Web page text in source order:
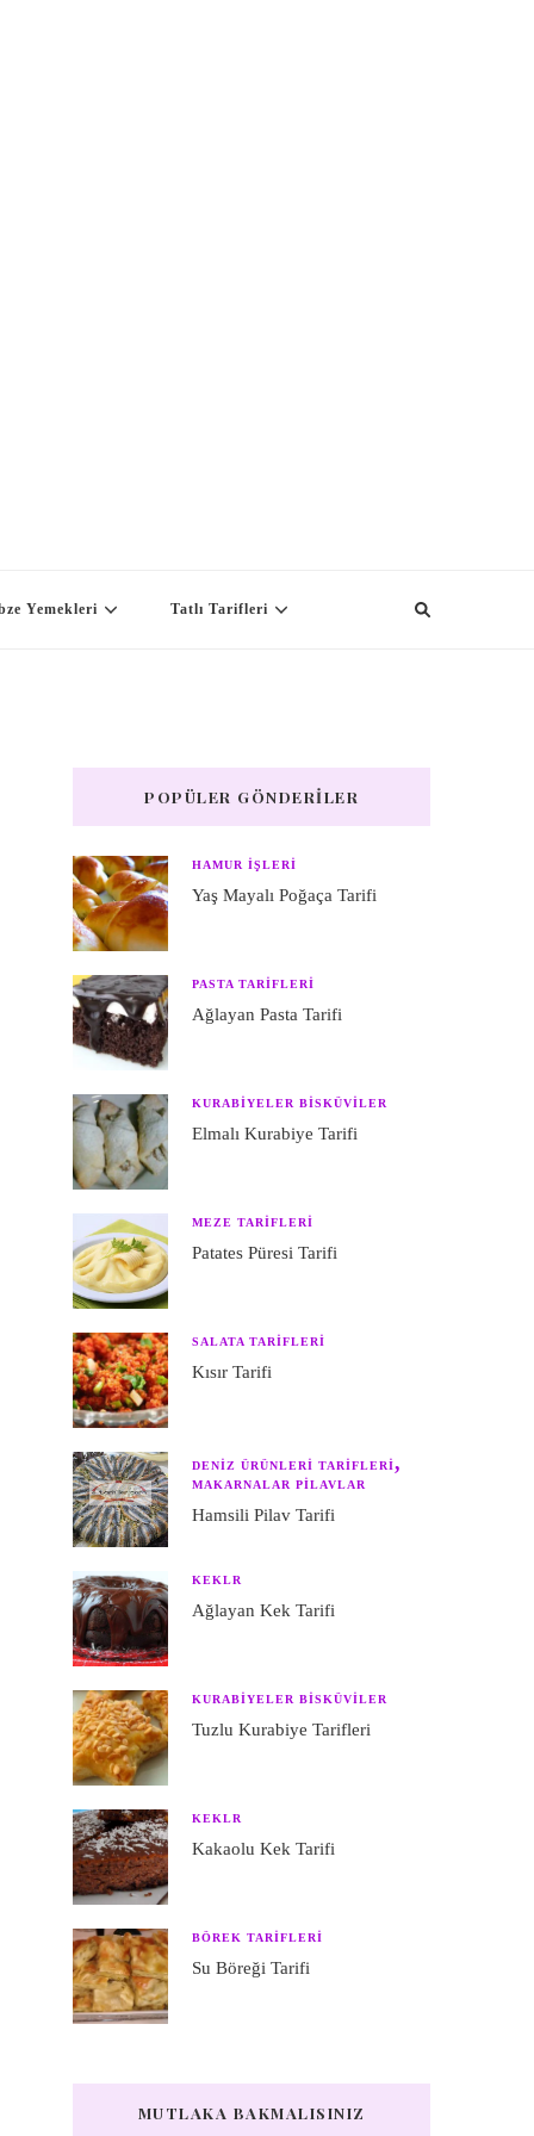
Yemekleri Tatlı Tarifleri
POPÜLER GÖNDERILER
HAMUR IŞLERI
Yaş Mayalı Poğaça Tarifi
PASTA TARIFLERI
Ağlayan Pasta Tarifi
KURABIYELER BISKÜVILER
Elmalı Kurabiye Tarifi
MEZE TARIFLERI
Patates Püresi Tarifi
SALATA TARIFLERI
Kısır Tarifi
DENIZ ÜRÜNLERI TARIFLERI
MAKARNALAR PILAVLAR
Hamsili Pilav Tarifi
KEKLR
Ağlayan Kek Tarifi
KURABIYELER BISKÜVILER
Tuzlu Kurabiye Tarifleri
KEKLR
Kakaolu Kek Tarifi
BÖREK TARIFLERI
Su Böreği Tarifi
MUTLAKA BAKMALISINIZ